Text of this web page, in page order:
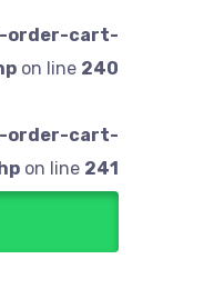
order-cart-
on line 240
order-cart-
on line 241